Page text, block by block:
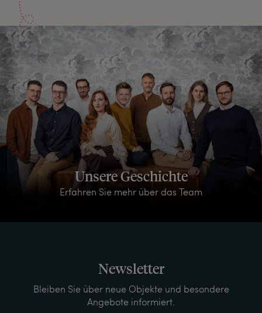
Unsere Geschichte
Erfahren Sie mehr über das Team
Newsletter
Bleiben Sie über neue Objekte und besondere
Angebote informiert.